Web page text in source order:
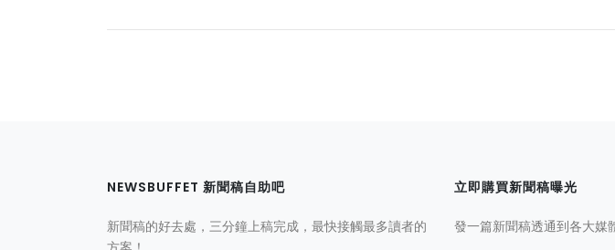
NEWSBUFFET 新聞稿自助吧
新聞稿的好去處，三分鐘上稿完成，最快接觸最多讀者的
立即購買新聞稿曝光
發一篇新聞稿透通到各大媒